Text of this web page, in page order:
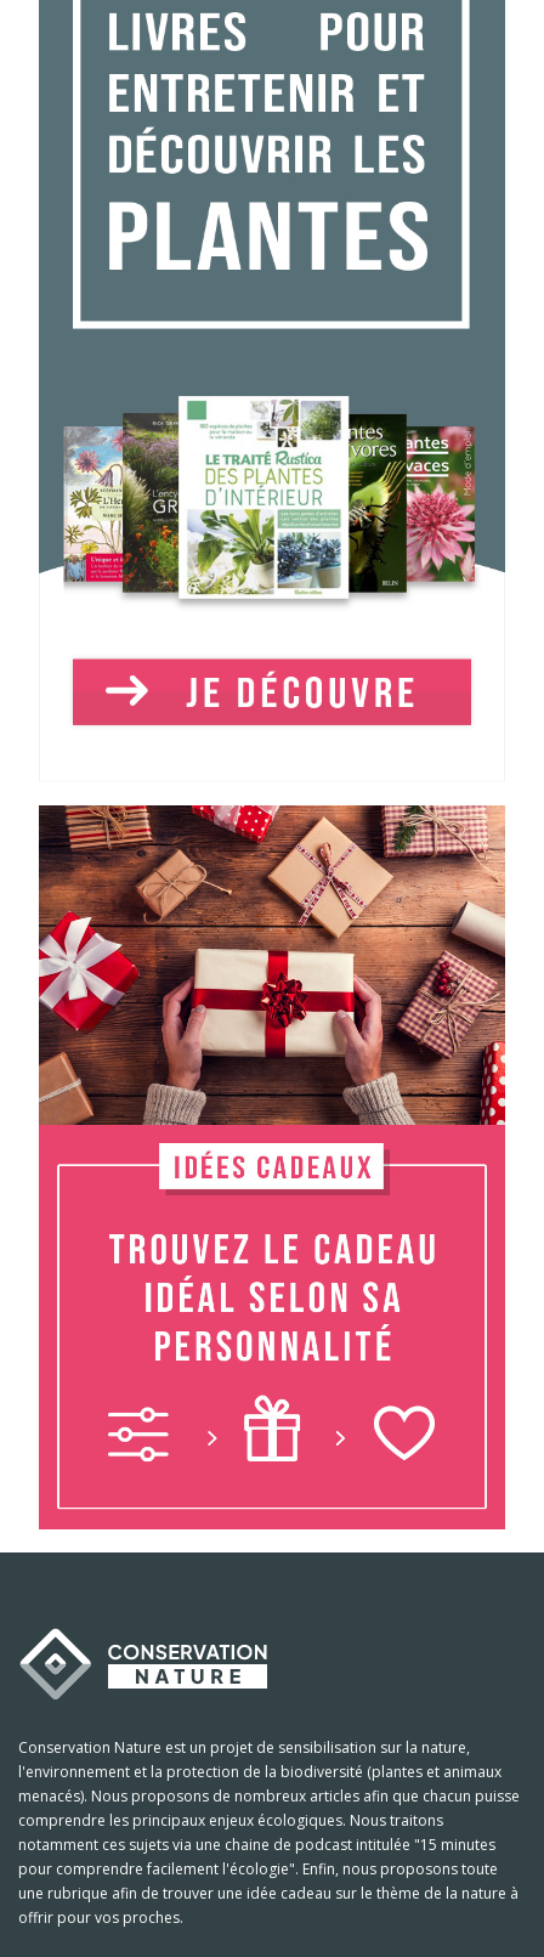
Conservation Nature est un projet de sensibilisation sur la nature,
l'environnement et la protection de la biodiversité (plantes et animaux
menacés). Nous proposons de nombreux articles afin que chacun puisse
comprendre les principaux enjeux écologiques. Nous traitons
notamment ces sujets via une chaine de podcast intitulée "15 minutes
pour comprendre facilement l'écologie". Enfin, nous proposons toute
une rubrique afin de trouver une idée cadeau sur le thème de la nature à
offrir pour vos proches.